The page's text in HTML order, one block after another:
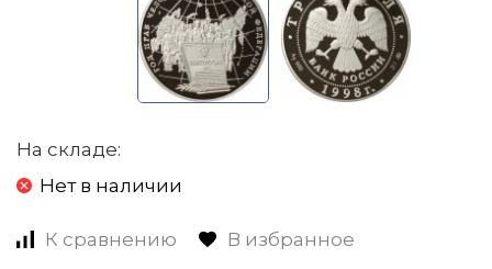
На складе:
Нет в наличии
К сравнению В избранное